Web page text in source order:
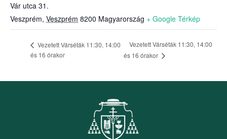
Vár utca 31.
Veszprém, Veszprém 8200 Magyarország + Google Térkép
Vezetett Várséták 11:30, 14:00
és 16 órakor
Vezetett Várséták 11:30, 14:00
és 16 órakor